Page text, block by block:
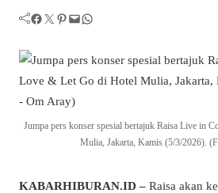
Facebook Twitter Pinterest Mail WhatsApp
Jumpa pers konser spesial bertajuk Raisa Live in
Mulia, Jakarta, Kamis (5/3/2026).
KABARHIBURAN.ID – Raisa akan